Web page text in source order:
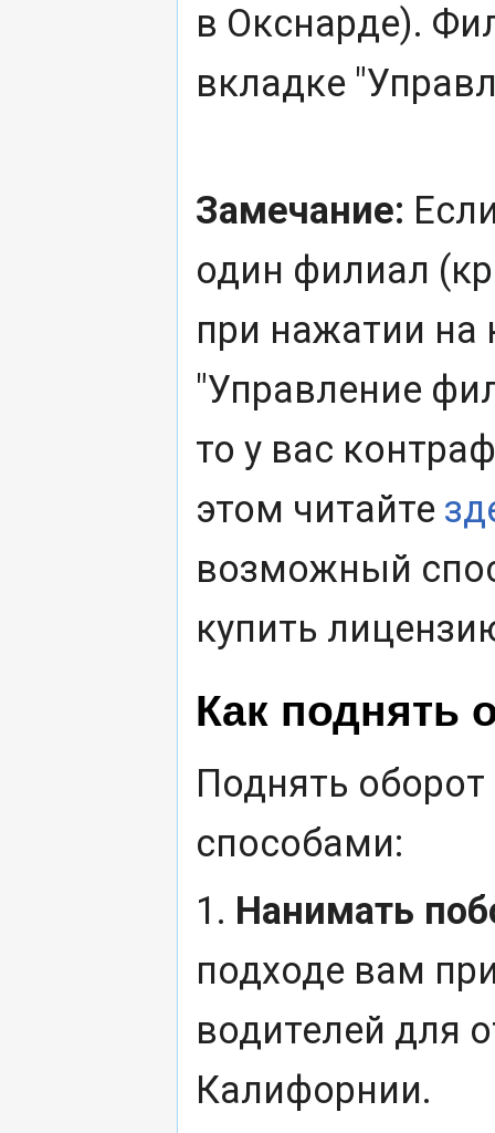
в Окснарде).
вкладке
Замечание:
один филиал
при нажатии на
"Управление
то у вас
этом читайте
возможный
купить
Как поднять
Поднять
способами:
1. Нанимать
подходе вам
водителей для
Калифорнии.